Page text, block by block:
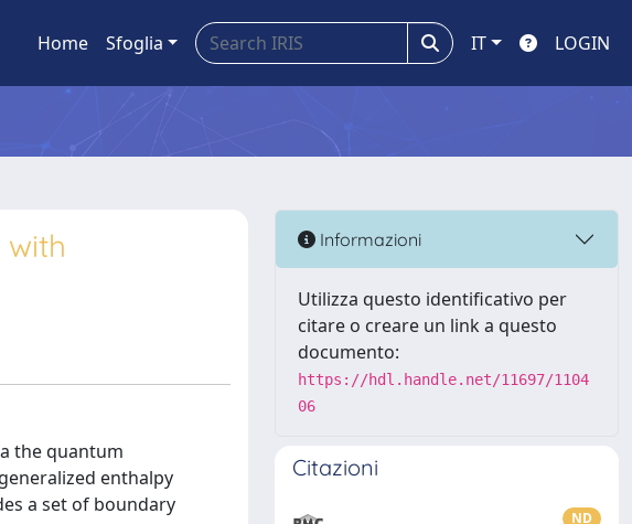
Home Sfoglia IT LOGIN
the quantum
enthalpy
a set of boundary
Informazioni
Utilizza questo identificativo per
citare o creare un link a questo
documento:
https://hdl.handle.net/11697/1104
06
Citazioni
ND